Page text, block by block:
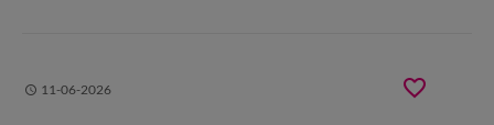
11-06-2026